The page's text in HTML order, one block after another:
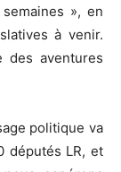
», en
à venir.
des aventures
politique va
députés LR, et